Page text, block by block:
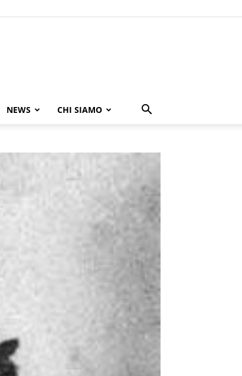
NEWS CHI SIAMO